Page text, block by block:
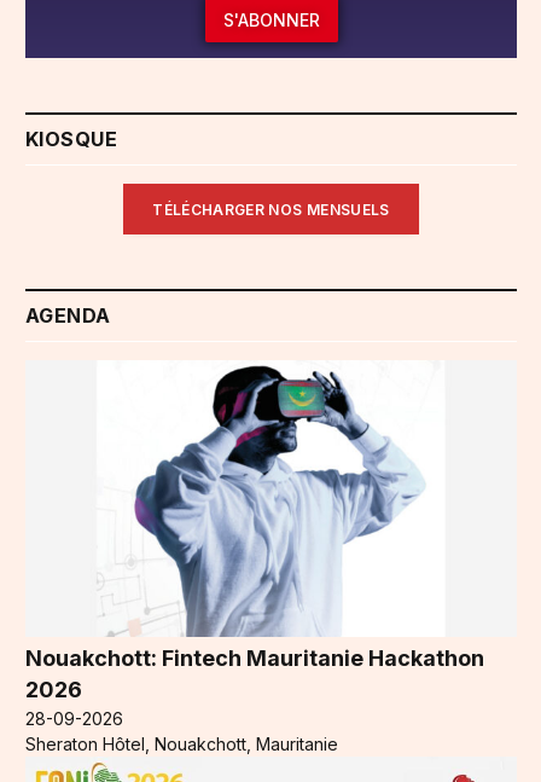
S'ABONNER
KIOSQUE
TÉLÉCHARGER NOS MENSUELS
AGENDA
Nouakchott: Fintech Mauritanie Hackathon
2026
28-09-2026
Sheraton Hôtel, Nouakchott, Mauritanie